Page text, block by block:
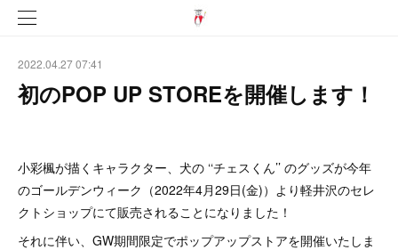
2022.04.27 07:41
初のPOP UP STOREを開催します！
小彩楓が描くキャラクター、犬の ‘‘チェスくん’’ のグッズが今年
のゴールデンウィーク（2022年4月29日(金)）より軽井沢のセレ
クトショップにて販売されることになりました！
それに伴い、GW期間限定でポップアップストアを開催いたしま